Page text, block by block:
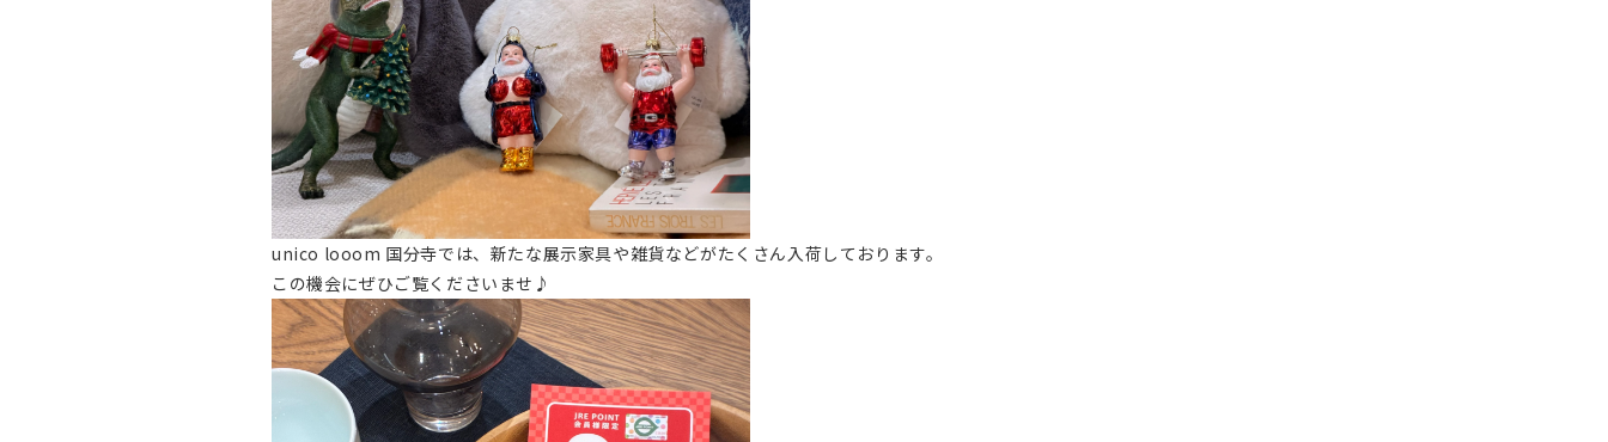
unico looom 国分寺では、新たな展示家具や雑貨などがたくさん入荷しております。
この機会にぜひご覧くださいませ♪